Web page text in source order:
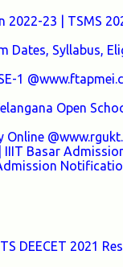
23 | TSMS
Dates, Syllabus,
1
Open
Basar
DEECET 2021